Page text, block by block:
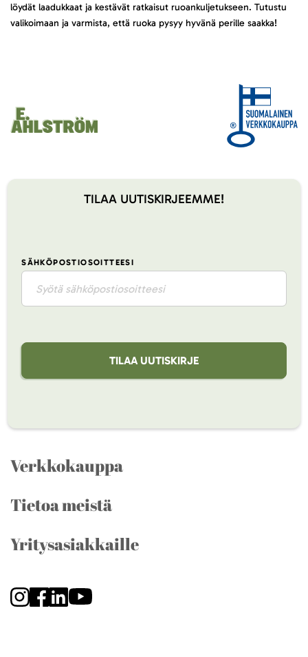
löydät laadukkaat ja kestävät ratkaisut ruoankuljetukseen. Tutustu
valikoimaan ja varmista, että ruoka pysyy hyvänä perille saakka!
TILAA UUTISKIRJEEMME!
SÄHKÖPOSTIOSOITTEESI
TILAA UUTISKIRJE
Verkkokauppa
Tietoa meistä
Yritysasiakkaille